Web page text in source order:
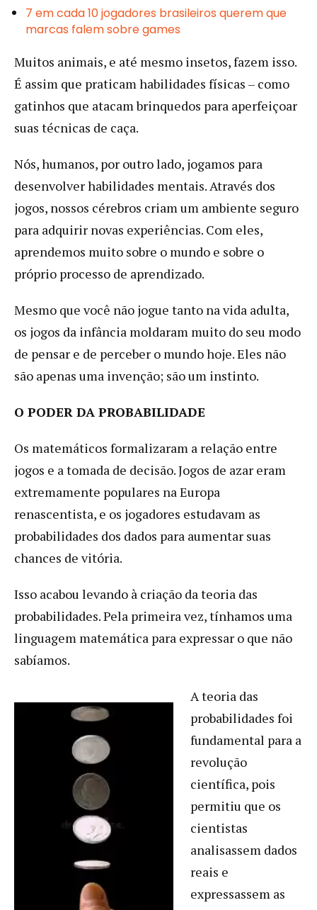
7 em cada 10 jogadores brasileiros querem que
marcas falem sobre games
Muitos animais, e até mesmo insetos, fazem isso.
É assim que praticam habilidades físicas – como
gatinhos que atacam brinquedos para aperfeiçoar
suas técnicas de caça.
Nós, humanos, por outro lado, jogamos para
desenvolver habilidades mentais. Através dos
jogos, nossos cérebros criam um ambiente seguro
para adquirir novas experiências. Com eles,
aprendemos muito sobre o mundo e sobre o
próprio processo de aprendizado.
Mesmo que você não jogue tanto na vida adulta,
os jogos da infância moldaram muito do seu modo
de pensar e de perceber o mundo hoje. Eles não
são apenas uma invenção; são um instinto.
O PODER DA PROBABILIDADE
Os matemáticos formalizaram a relação entre
jogos e a tomada de decisão. Jogos de azar eram
extremamente populares na Europa
renascentista, e os jogadores estudavam as
probabilidades dos dados para aumentar suas
chances de vitória.
Isso acabou levando à criação da teoria das
probabilidades. Pela primeira vez, tínhamos uma
linguagem matemática para expressar o que não
sabíamos.
A teoria das
probabilidades foi
fundamental para a
revolução
científica, pois
permitiu que os
cientistas
analisassem dados
reais e
expressassem as